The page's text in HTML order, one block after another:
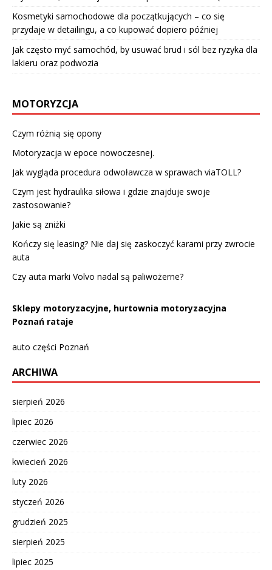
Kosmetyki samochodowe dla początkujących – co się
przydaje w detailingu, a co kupować dopiero później
Jak często myć samochód, by usuwać brud i sól bez ryzyka dla
lakieru oraz podwozia
MOTORYZCJA
Czym różnią się opony
Motoryzacja w epoce nowoczesnej.
Jak wygląda procedura odwoławcza w sprawach viaTOLL?
Czym jest hydraulika siłowa i gdzie znajduje swoje
zastosowanie?
Jakie są zniżki
Kończy się leasing? Nie daj się zaskoczyć karami przy zwrocie
auta
Czy auta marki Volvo nadal są paliwożerne?
Sklepy motoryzacyjne, hurtownia motoryzacyjna
Poznań rataje
auto części Poznań
ARCHIWA
sierpień 2026
lipiec 2026
czerwiec 2026
kwiecień 2026
luty 2026
styczeń 2026
grudzień 2025
sierpień 2025
lipiec 2025